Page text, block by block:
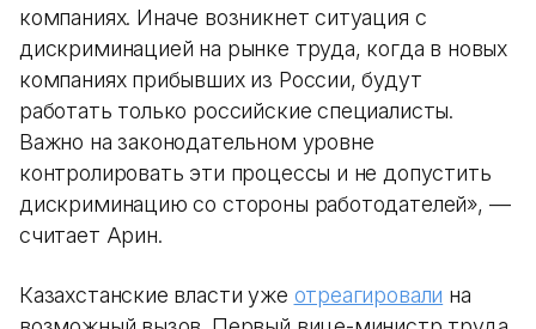
компаниях. Иначе возникнет ситуация с
дискриминацией на рынке труда, когда в новых
компаниях прибывших из России, будут
работать только российские специалисты.
Важно на законодательном уровне
контролировать эти процессы и не допустить
дискриминацию со стороны работодателей», —
считает Арин.
Казахстанские власти уже отреагировали на